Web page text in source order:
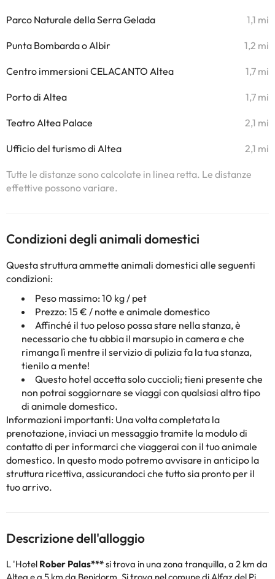
Parco Naturale della Serra Gelada 1,1 mi
Punta Bombarda o Albir 1,2 mi
Centro immersioni CELACANTO Altea 1,7 mi
Porto di Altea 1,7 mi
Teatro Altea Palace 2,1 mi
Ufficio del turismo di Altea 2,1 mi
Tutte le distanze sono calcolate in linea retta. Le distanze
effettive possono variare.
Condizioni degli animali domestici
Questa struttura ammette animali domestici alle seguenti
condizioni:
Peso massimo: 10 kg / pet
Prezzo: 15 € / notte e animale domestico
Affinché il tuo peloso possa stare nella stanza, è
necessario che tu abbia il marsupio in camera e che
rimanga lì mentre il servizio di pulizia fa la tua stanza,
tienilo a mente!
Questo hotel accetta solo cuccioli; tieni presente che
non potrai soggiornare se viaggi con qualsiasi altro tipo
di animale domestico.
Informazioni importanti: Una volta completata la
prenotazione, inviaci un messaggio tramite la modulo di
contatto di per informarci che viaggerai con il tuo animale
domestico. In questo modo potremo avvisare in anticipo la
struttura ricettiva, assicurandoci che tutto sia pronto per il
tuo arrivo.
Descrizione dell'alloggio
L 'Hotel Rober Palas***si trova in una zona tranquilla, a 2 km da